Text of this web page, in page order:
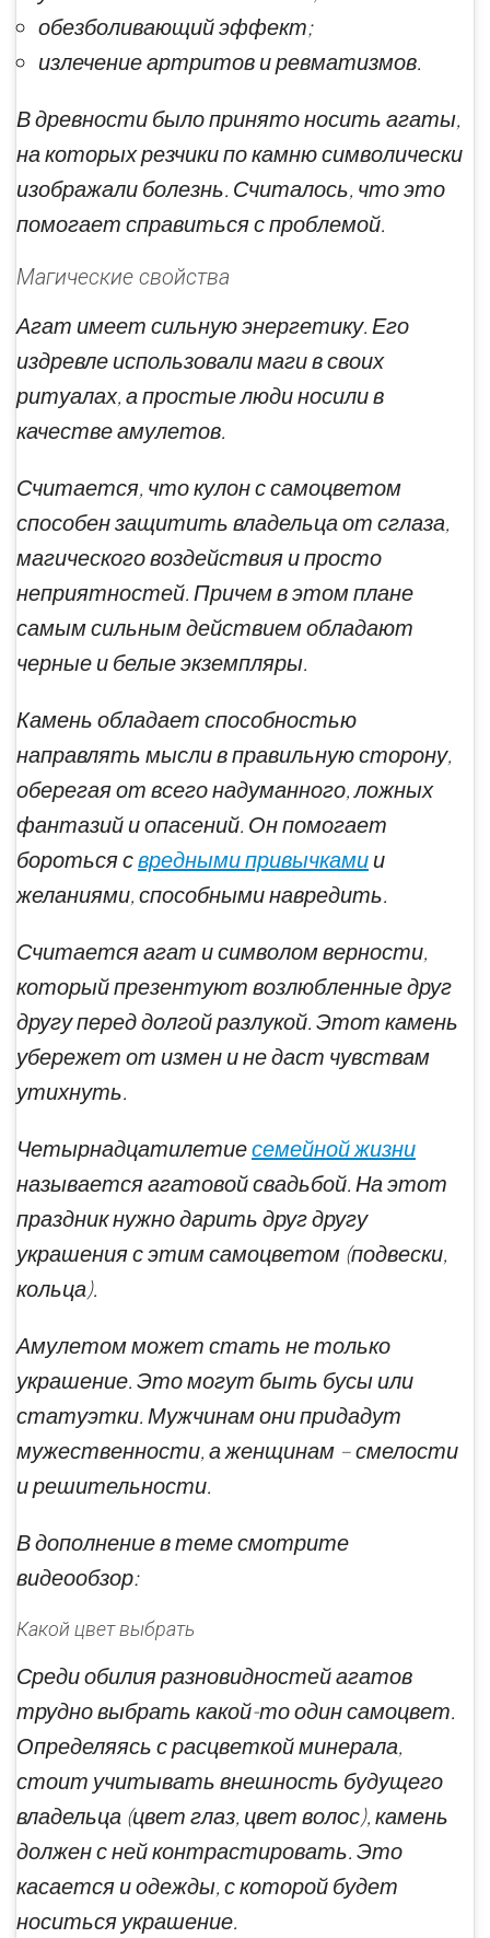
обезболивающий эффект;
излечение артритов и ревматизмов.
В древности было принято носить агаты,
на которых резчики по камню символически
изображали болезнь. Считалось, что это
помогает справиться с проблемой.
Магические свойства
Агат имеет сильную энергетику. Его
издревле использовали маги в своих
ритуалах, а простые люди носили в
качестве амулетов.
Считается, что кулон с самоцветом
способен защитить владельца от сглаза,
магического воздействия и просто
неприятностей. Причем в этом плане
самым сильным действием обладают
черные и белые экземпляры.
Камень обладает способностью
направлять мысли в правильную сторону,
оберегая от всего надуманного, ложных
фантазий и опасений. Он помогает
бороться свредными привычками и
желаниями, способными навредить.
Считается агат и символом верности,
который презентуют возлюбленные друг
другу перед долгой разлукой. Этот камень
убережет от измен и не даст чувствам
утихнуть.
Четырнадцатилетиесемейной жизни
называется агатовой свадьбой. На этот
праздник нужно дарить друг другу
украшения с этим самоцветом (подвески,
кольца).
Амулетом может стать не только
украшение. Это могут быть бусы или
статуэтки. Мужчинам они придадут
мужественности, а женщинам – смелости
и решительности.
В дополнение в теме смотрите
видеообзор:
Какой цвет выбрать
Среди обилия разновидностей агатов
трудно выбрать какой-то один самоцвет.
Определяясь с расцветкой минерала,
стоит учитывать внешность будущего
владельца (цвет глаз, цвет волос), камень
должен с ней контрастировать. Это
касается и одежды, с которой будет
носиться украшение.